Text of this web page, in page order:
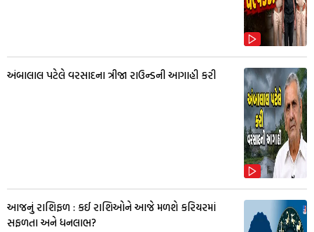
અંબાલાલ પટેલે વરસાદના ત્રીજા રાઉન્ડની આગાહી કરી
આજનું રાશિફળ : કઈ રાશિઓને આજે મળશે કરિયરમાં
સફળતા અને ધનલાભ?